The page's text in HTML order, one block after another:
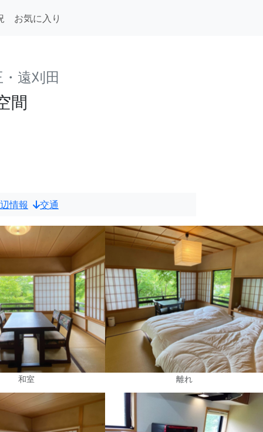
お気に入り
遠刈田
間
情報 交通
和室 離れ